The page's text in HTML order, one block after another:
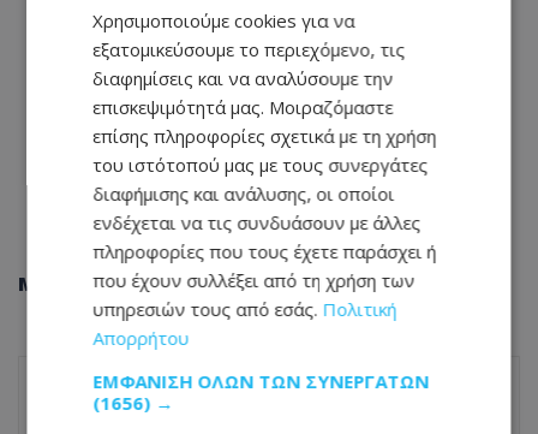
Μοιράσου αυτό το άρθρο
ΠΡΟΗΓΟΎΜΕΝΟ ΆΡΘΡΟ
Χρησιμοποιούμε cookies για να
εξατομικεύσουμε το περιεχόμενο, τις
διαφημίσεις και να αναλύσουμε την
επισκεψιμότητά μας. Μοιραζόμαστε
επίσης πληροφορίες σχετικά με τη χρήση
του ιστότοπού μας με τους συνεργάτες
διαφήμισης και ανάλυσης, οι οποίοι
ενδέχεται να τις συνδυάσουν με άλλες
πληροφορίες που τους έχετε παράσχει ή
που έχουν συλλέξει από τη χρήση των
υπηρεσιών τους από εσάς. Πολιτική
Απορρήτου
ΕΜΦΆΝΙΣΗ ΌΛΩΝ ΤΩΝ ΣΥΝΕΡΓΑΤΏΝ
(1656) →